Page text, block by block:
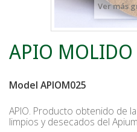
Ver más
APIO MOLIDO
Model APIOM025
APIO. Producto obtenido de
limpios y desecados del